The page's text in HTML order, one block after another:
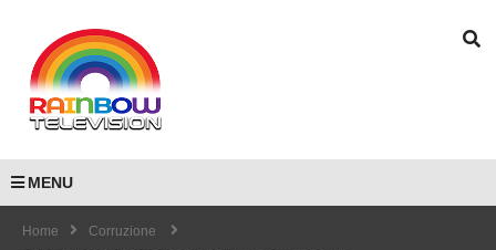
MENU
Home
Corruzione